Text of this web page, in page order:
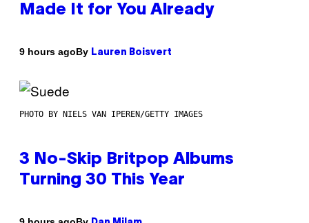
Made It for You Already
9 hours agoBy Lauren Boisvert
PHOTO BY NIELS VAN IPEREN/GETTY IMAGES
3 No-Skip Britpop Albums
Turning 30 This Year